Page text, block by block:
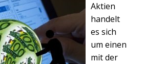
Aktien
handelt
es sich
um einen
mit der